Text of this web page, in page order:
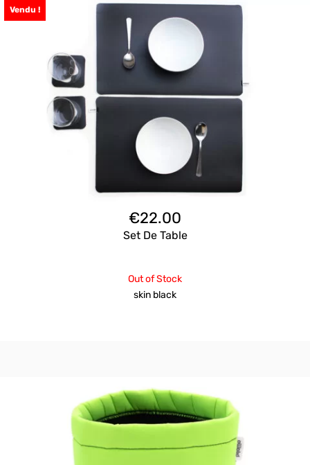
Vendu !
€22.00
Set De Table
Out of Stock
skin black